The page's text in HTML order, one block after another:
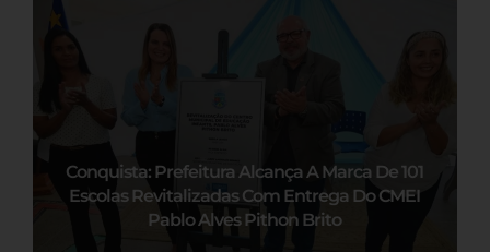
Conquista: Prefeitura Alcança A Marca De 101
Escolas Revitalizadas Com Entrega Do CMEI
Pablo Alves Pithon Brito